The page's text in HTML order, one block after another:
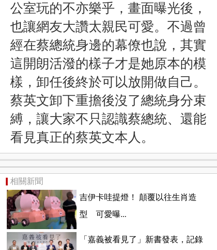
公室玩的不亦樂乎，畫面曝光後，
也讓網友大讚太親民可愛。不過曾
經在蔡總統身邊的幕僚也說，其實
這開朗活潑的樣子才是她原本的模
樣，卸任後終於可以放開做自己。
蔡英文卸下重擔後沒了總統身分束
縛， 讓大家不只認識蔡總統、 還能
看見真正的蔡英文本人。
相關新聞
吉伊卡哇提燈！ 顛覆以往生肖造
型 可愛曝...
「嘉義被看見了」新書發表，記錄